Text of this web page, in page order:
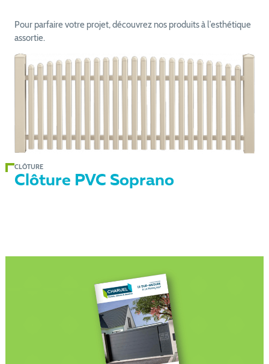
Pour parfaire votre projet, découvrez nos produits à l’esthétique
assortie.
CLÔTURE
Clôture PVC Soprano